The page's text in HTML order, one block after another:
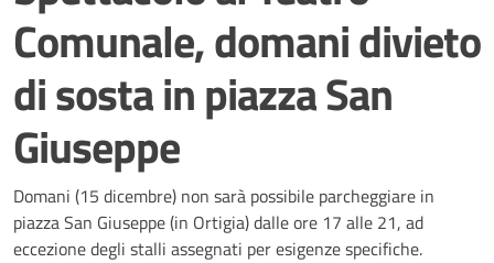
Comunale, domani divieto
di sosta in piazza San
Giuseppe
Dettagli della notizia
Domani (15 dicembre) non sarà possibile parcheggiare in
piazza San Giuseppe (in Ortigia) dalle ore 17 alle 21, ad
eccezione degli stalli assegnati per esigenze specifiche.